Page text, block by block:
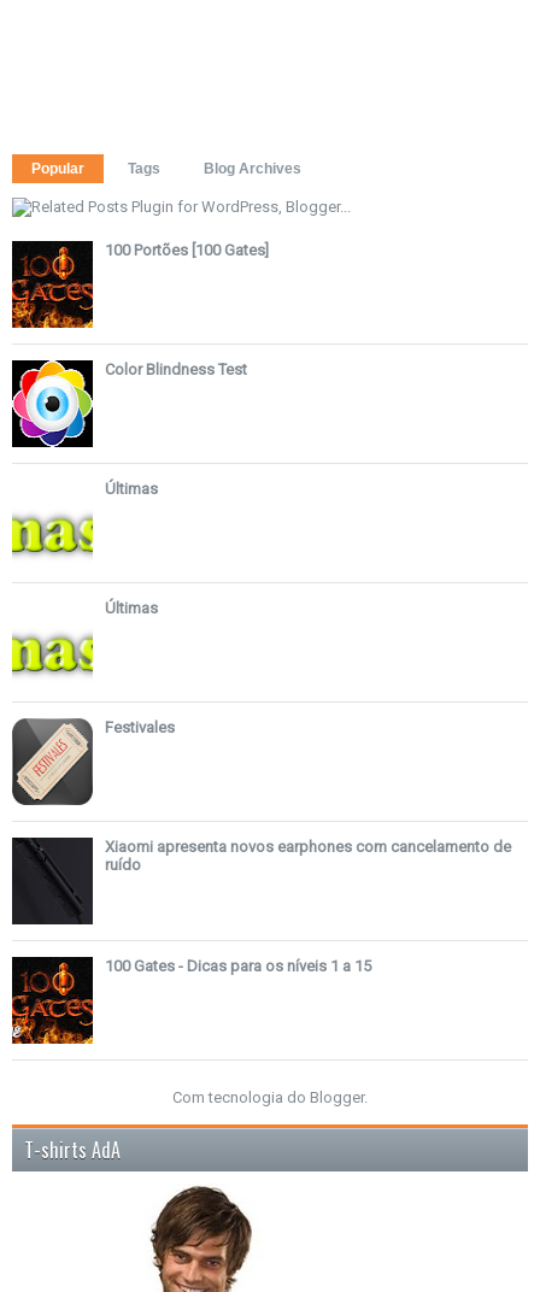
Popular Tags Blog Archives
100 Portões [100 Gates]
Color Blindness Test
Últimas
Últimas
Festivales
Xiaomi apresenta novos earphones com cancelamento de
ruído
100 Gates - Dicas para os níveis 1 a 15
Com tecnologia do Blogger.
T-shirts AdA